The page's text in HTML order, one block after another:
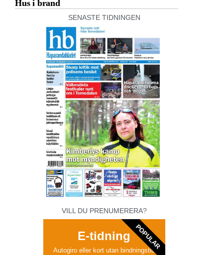
Hus i brand
SENASTE TIDNINGEN
VILL DU PRENUMERERA?
E-tidning
Autogiro eller kort utan bindningstid
POPULAR